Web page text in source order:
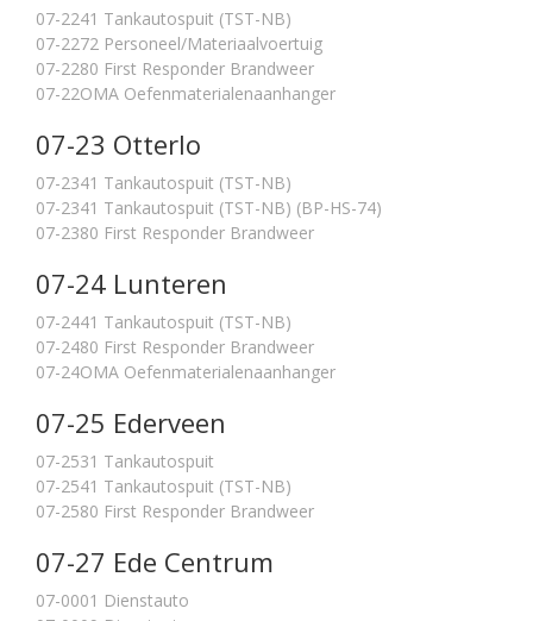
07-2241 Tankautospuit (TST-NB)
07-2272 Personeel/Materiaalvoertuig
07-2280 First Responder Brandweer
07-22OMA Oefenmaterialenaanhanger
07-23 Otterlo
07-2341 Tankautospuit (TST-NB)
07-2341 Tankautospuit (TST-NB) (BP-HS-74)
07-2380 First Responder Brandweer
07-24 Lunteren
07-2441 Tankautospuit (TST-NB)
07-2480 First Responder Brandweer
07-24OMA Oefenmaterialenaanhanger
07-25 Ederveen
07-2531 Tankautospuit
07-2541 Tankautospuit (TST-NB)
07-2580 First Responder Brandweer
07-27 Ede Centrum
07-0001 Dienstauto